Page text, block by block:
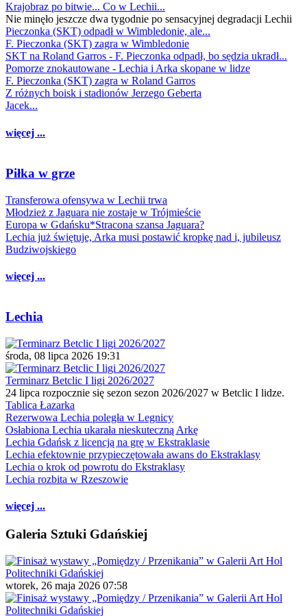
Krajobraz po bitwie... Co w Lechii...
Nie minęło jeszcze dwa tygodnie po sensacyjnej degradacji Lechii
Pieczonka (SKT) odpadł w Wimbledonie, ale...
F. Pieczonka (SKT) zagra w Wimbledonie
SKT na Roland Garros - F. Pieczonka odpadł, bo sędzia ukradł...
Pomorze znokautowane - Lechia i Arka skopane w lidze
F. Pieczonka (SKT) zagra w Roland Garros
Z różnych boisk i stadionów Jerzego Geberta
Jacek...
więcej ...
Piłka w grze
Transferowa ofensywa w Lechii trwa
Młodzież z Jaguara nie zostaje w Trójmieście
Europa w Gdańsku*Stracona szansa Jaguara?
Lechia już świętuje, Arka musi postawić kropkę nad i, jubileusz
Budziwojskiego
więcej ...
Lechia
środa, 08 lipca 2026 19:31
Terminarz Betclic I ligi 2026/2027
24 lipca rozpocznie się sezon sezon 2026/2027 w Betclic I lidze.
Tablica Łazarka
Rezerwowa Lechia poległa w Legnicy
Osłabiona Lechia ukarała nieskuteczną Arkę
Lechia Gdańsk z licencją na grę w Ekstraklasie
Lechia efektownie przypieczętowała awans do Ekstraklasy
Lechia o krok od powrotu do Ekstraklasy
Lechia rozbita w Rzeszowie
więcej ...
Galeria Sztuki Gdańskiej
wtorek, 26 maja 2026 07:58